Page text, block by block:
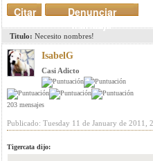
Denunciar
mensaje
Citar
Titulo: Necesito nombres!
IsabelG
Casi Adicto
203 mensajes
Publicado: Tuesday 11 de January de 2011,
Tigercata dijo: